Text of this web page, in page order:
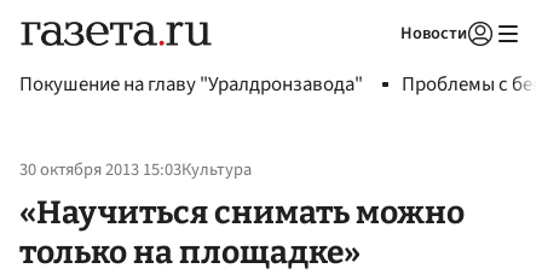
Новости
Покушение на главу "Уралдронзавода" Проблемы с
30 октября 2013 15:03Культура
«Научиться снимать можно
только на площадке»